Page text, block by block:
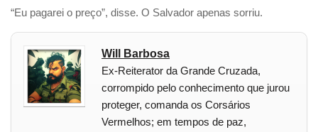
“Eu pagarei o preço”, disse. O Salvador apenas sorriu.
Will Barbosa
Ex-Reiterator da Grande Cruzada,
corrompido pelo conhecimento que jurou
proteger, comanda os Corsários
Vermelhos; em tempos de paz,